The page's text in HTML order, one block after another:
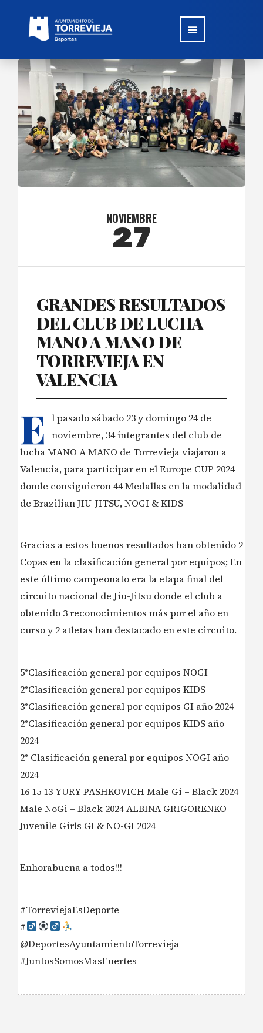
NOVIEMBRE
27
GRANDES RESULTADOS
DEL CLUB DE LUCHA
MANO A MANO DE
TORREVIEJA EN
VALENCIA
E l pasado sábado 23 y domingo 24 de
noviembre, 34 íntegrantes del club de
lucha MANO A MANO de Torrevieja viajaron a
Valencia, para participar en el Europe CUP 2024
donde consiguieron 44 Medallas en la modalidad
de Brazilian JIU-JITSU, NOGI & KIDS
Gracias a estos buenos resultados han obtenido 2
Copas en la clasificación general por equipos; En
este último campeonato era la etapa final del
circuito nacional de Jiu-Jitsu donde el club a
obtenido 3 reconocimientos más por el año en
curso y 2 atletas han destacado en este circuito.
5°Clasificación general por equipos NOGI
2°Clasificación general por equipos KIDS
3°Clasificación general por equipos GI año 2024
2°Clasificación general por equipos KIDS año
2024
2° Clasificación general por equipos NOGI año
2024
16 15 13 YURY PASHKOVICH Male Gi – Black 2024
Male NoGi – Black 2024 ALBINA GRIGORENKO
Juvenile Girls GI & NO-GI 2024
Enhorabuena a todos!!!
#TorreviejaEsDeporte
#‍
@DeportesAyuntamientoTorrevieja
#JuntosSomosMasFuertes